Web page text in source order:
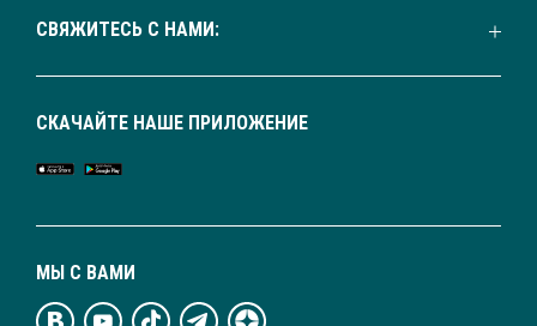
СВЯЖИТЕСЬ С НАМИ:
МЫ С ВАМИ
СКАЧАЙТЕ НАШЕ ПРИЛОЖЕНИЕ